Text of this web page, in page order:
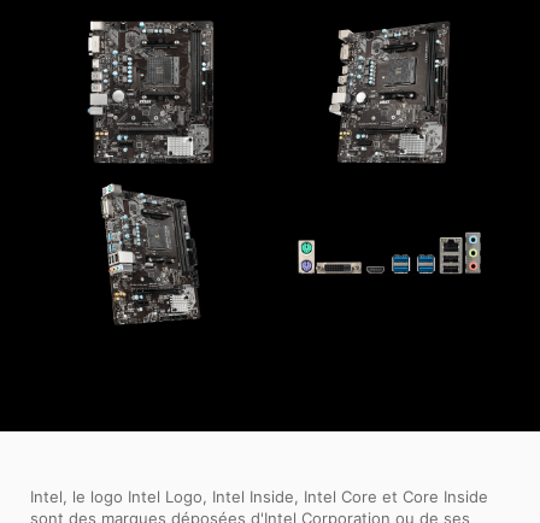
Intel, le logo Intel Logo, Intel Inside, Intel Core et Core Inside
sont des marques déposées d'Intel Corporation ou de ses